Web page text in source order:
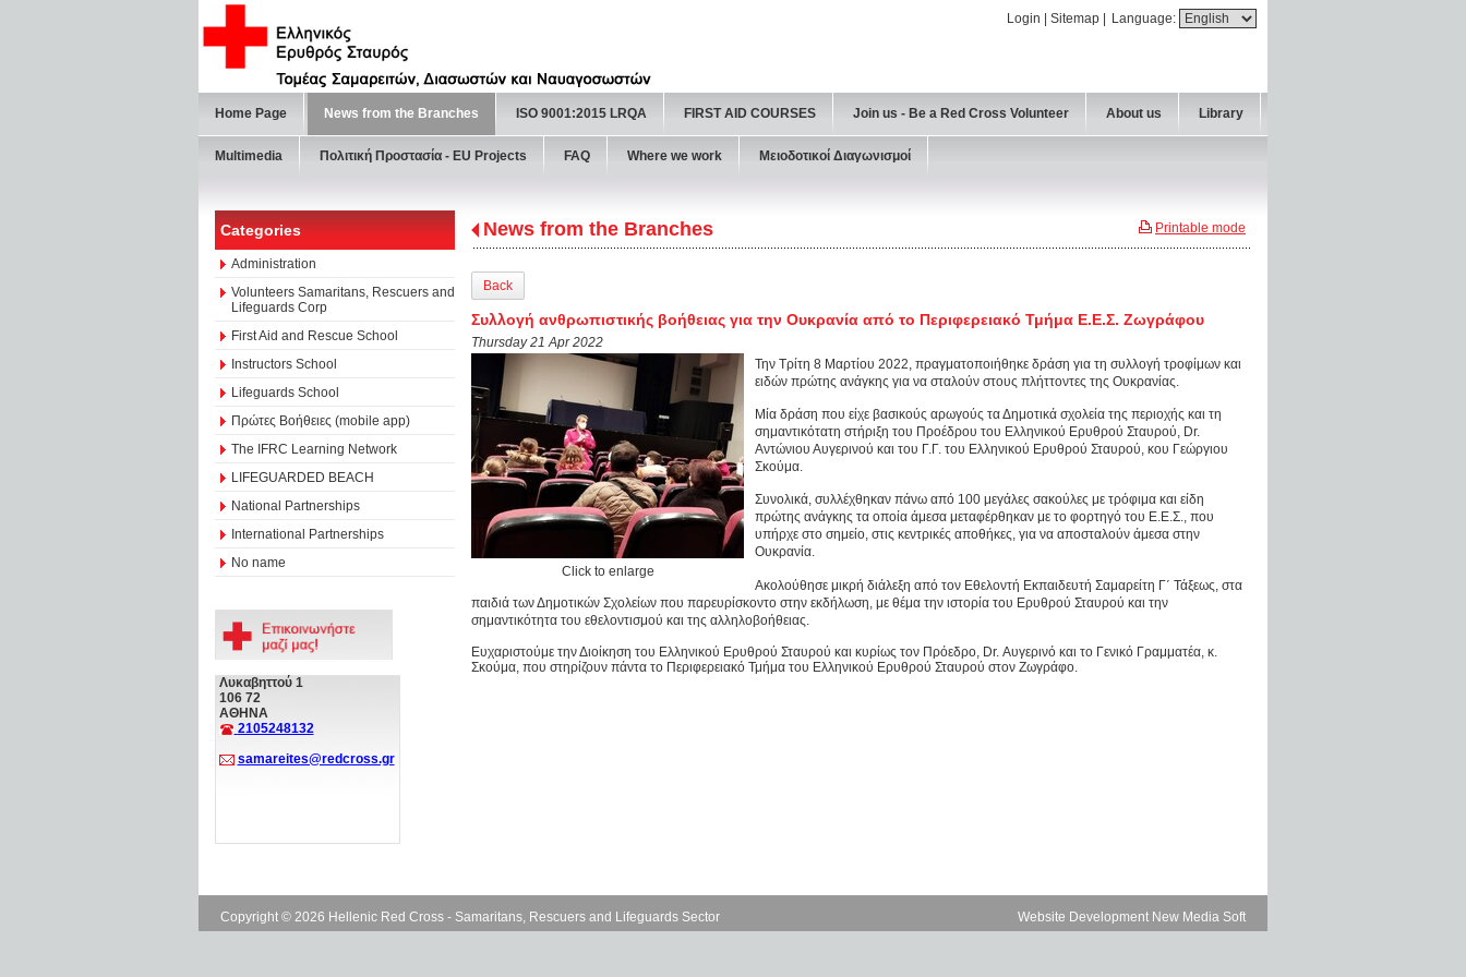
Language:
Login Sitemap
Home Page News from the Branches ISO 9001:2015 LRQA FIRST AID COURSES Join us - Be a Red Cross Volunteer About us Library
Multimedia Πολιτική Προστασία - ΕU Projects FAQ Where we work Μειοδοτικοί Διαγωνισμοί
Categories
Administration
Volunteers Samaritans, Rescuers and
Lifeguards Corp
First Aid and Rescue School
Instructors School
Lifeguards School
Πρώτες Βοήθειες (mobile app)
The IFRC Learning Network
LIFEGUARDED BEACH
National Partnerships
International Partnerships
No name
Λυκαβηττού 1
106 72
ΑΘΗΝΑ
2105248132
samareites@redcross.gr
Printable mode
News from the Branches
Back
Συλλογή ανθρωπιστικής βοήθειας για την Ουκρανία από το Περιφερειακό Τμήμα Ε.Ε.Σ. Ζωγράφου
Thursday 21 Apr 2022
Click to enlarge
Την Τρίτη 8 Μαρτίου 2022, πραγματοποιήθηκε δράση για τη συλλογή τροφίμων και
ειδών πρώτης ανάγκης για να σταλούν στους πλήττοντες της Ουκρανίας.
Μία δράση που είχε βασικούς αρωγούς τα Δημοτικά σχολεία της περιοχής και τη
σημαντικότατη στήριξη του Προέδρου του Ελληνικού Ερυθρού Σταυρού, Dr.
Αντώνιου Αυγερινού και του Γ.Γ. του Ελληνικού Ερυθρού Σταυρού, κου Γεώργιου
Σκούμα.
Συνολικά, συλλέχθηκαν πάνω από 100 μεγάλες σακούλες με τρόφιμα και είδη
πρώτης ανάγκης τα οποία άμεσα μεταφέρθηκαν με το φορτηγό του Ε.Ε.Σ., που
υπήρχε στο σημείο, στις κεντρικές αποθήκες, για να αποσταλούν άμεσα στην
Ουκρανία.
Ακολούθησε μικρή διάλεξη από τον Εθελοντή Εκπαιδευτή Σαμαρείτη Γ΄ Τάξεως, στα
παιδιά των Δημοτικών Σχολείων που παρευρίσκοντο στην εκδήλωση, με θέμα την ιστορία του Ερυθρού Σταυρού και την
σημαντικότητα του εθελοντισμού και της αλληλοβοήθειας.
Ευχαριστούμε την Διοίκηση του Ελληνικού Ερυθρού Σταυρού και κυρίως τον Πρόεδρο, Dr. Αυγερινό και το Γενικό Γραμματέα, κ.
Σκούμα, που στηρίζουν πάντα το Περιφερειακό Τμήμα του Ελληνικού Ερυθρού Σταυρού στον Ζωγράφο.
Copyright © 2026 Hellenic Red Cross - Samaritans, Rescuers and Lifeguards Sector Website Development New Media Soft